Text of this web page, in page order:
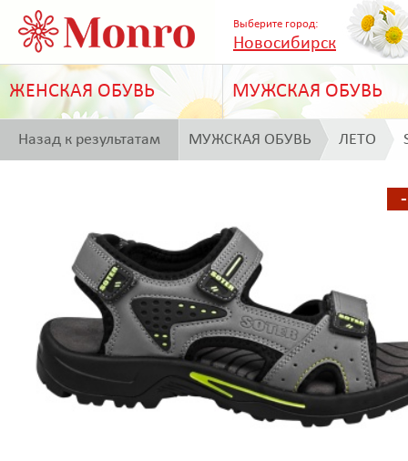
Выберите город:
Новосибирск
ЖЕНСКАЯ ОБУВЬ МУЖСКАЯ ОБУВЬ
Назад к результатам МУЖСКАЯ ОБУВЬ ЛЕТО